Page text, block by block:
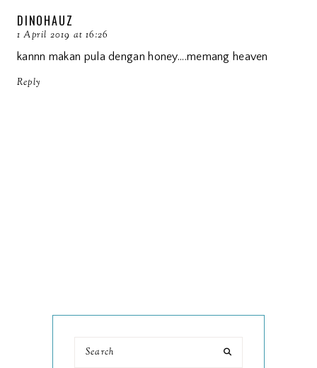
DINOHAUZ
1 April 2019 at 16:26
kannn makan pula dengan honey....memang heaven
Reply